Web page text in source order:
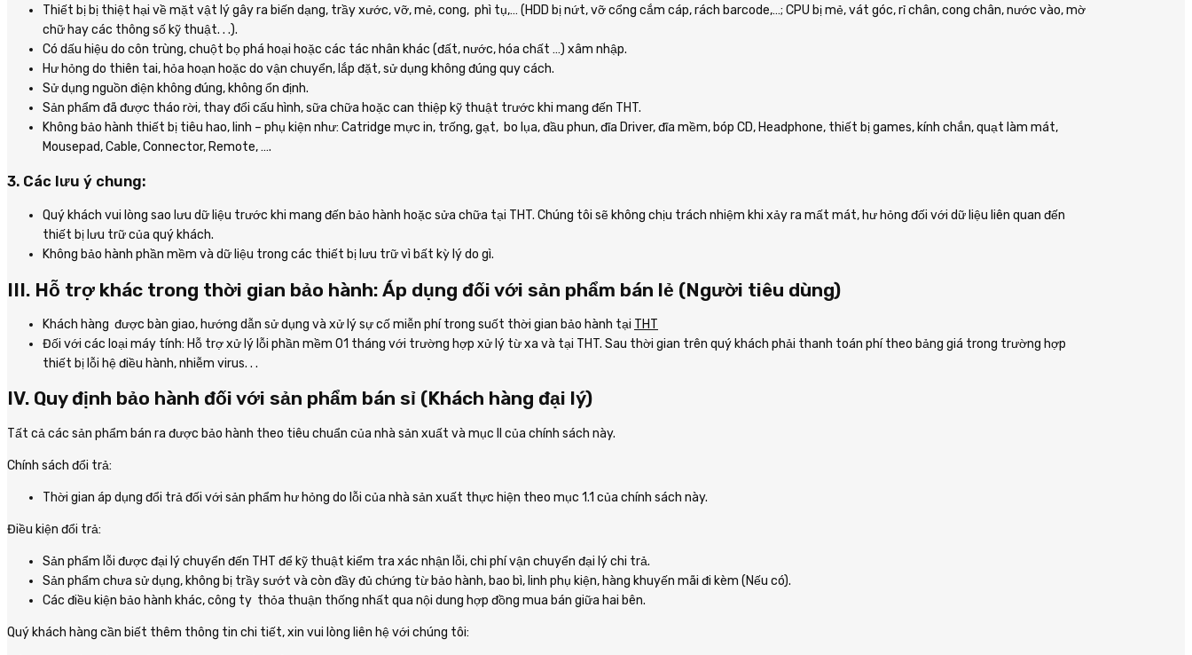
Thiết bị bị thiệt hại về mặt vật lý gây ra biến dạng, trầy xước, vỡ, mẻ, cong, phì tụ,… (HDD bị nứt, vỡ cổng cắm cáp, rách barcode,…; CPU bị mẻ, vát góc, rỉ chân, cong chân, nước vào, mờ
chữ hay các thông số kỹ thuật. . .).
Có dấu hiệu do côn trùng, chuột bọ phá hoại hoặc các tác nhân khác (đất, nước, hóa chất …) xâm nhập.
Hư hỏng do thiên tai, hỏa hoạn hoặc do vận chuyển, lắp đặt, sử dụng không đúng quy cách.
Sử dụng nguồn điện không đúng, không ổn định.
Sản phẩm đã được tháo rời, thay đổi cấu hình, sữa chữa hoặc can thiệp kỹ thuật trước khi mang đến THT.
Không bảo hành thiết bị tiêu hao, linh – phụ kiện như: Catridge mực in, trống, gạt, bo lụa, đầu phun, đĩa Driver, đĩa mềm, bóp CD, Headphone, thiết bị games, kính chắn, quạt làm mát,
Mousepad, Cable, Connector, Remote, ….
3. Các lưu ý chung:
Quý khách vui lòng sao lưu dữ liệu trước khi mang đến bảo hành hoặc sửa chữa tại THT. Chúng tôi sẽ không chịu trách nhiệm khi xảy ra mất mát, hư hỏng đối với dữ liệu liên quan đến
thiết bị lưu trữ của quý khách.
Không bảo hành phần mềm và dữ liệu trong các thiết bị lưu trữ vì bất kỳ lý do gì.
III. Hỗ trợ khác trong thời gian bảo hành: Áp dụng đối với sản phẩm bán lẻ (Người tiêu dùng)
Khách hàng được bàn giao, hướng dẫn sử dụng và xử lý sự cố miễn phí trong suốt thời gian bảo hành tại THT
Đối với các loại máy tính: Hỗ trợ xử lý lỗi phần mềm 01 tháng với trường hợp xử lý từ xa và tại THT. Sau thời gian trên quý khách phải thanh toán phí theo bảng giá trong trường hợp
thiết bị lỗi hệ điều hành, nhiễm virus. . .
IV. Quy định bảo hành đối với sản phẩm bán sỉ (Khách hàng đại lý)
Tất cả các sản phẩm bán ra được bảo hành theo tiêu chuẩn của nhà sản xuất và mục II của chính sách này.
Chính sách đổi trả:
Thời gian áp dụng đổi trả đối với sản phẩm hư hỏng do lỗi của nhà sản xuất thực hiện theo mục 1.1 của chính sách này.
Điều kiện đổi trả:
Sản phẩm lỗi được đại lý chuyển đến THT để kỹ thuật kiểm tra xác nhận lỗi, chi phí vận chuyển đại lý chi trả.
Sản phẩm chưa sử dụng, không bị trầy sướt và còn đầy đủ chứng từ bảo hành, bao bì, linh phụ kiện, hàng khuyến mãi đi kèm (Nếu có).
Các điều kiện bảo hành khác, công ty thỏa thuận thống nhất qua nội dung hợp đồng mua bán giữa hai bên.
Quý khách hàng cần biết thêm thông tin chi tiết, xin vui lòng liên hệ với chúng tôi: